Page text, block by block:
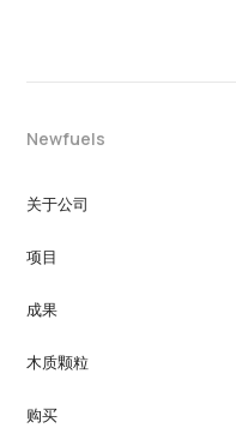
Newfuels
关于公司
项目
成果
木质颗粒
购买